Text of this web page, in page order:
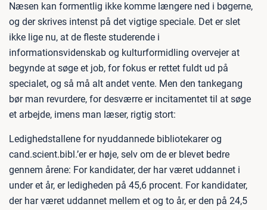
Næsen kan formentlig ikke komme længere ned i bøgerne,
og der skrives intenst på det vigtige speciale. Det er slet
ikke lige nu, at de fleste studerende i
informationsvidenskab og kulturformidling overvejer at
begynde at søge et job, for fokus er rettet fuldt ud på
specialet, og så må alt andet vente. Men den tankegang
bør man revurdere, for desværre er incitamentet til at søge
et arbejde, imens man læser, rigtig stort:
Ledighedstallene for nyuddannede bibliotekarer og
cand.scient.bibl.’er er høje, selv om de er blevet bedre
gennem årene: For kandidater, der har været uddannet i
under et år, er ledigheden på 45,6 procent. For kandidater,
der har været uddannet mellem et og to år, er den på 24,5